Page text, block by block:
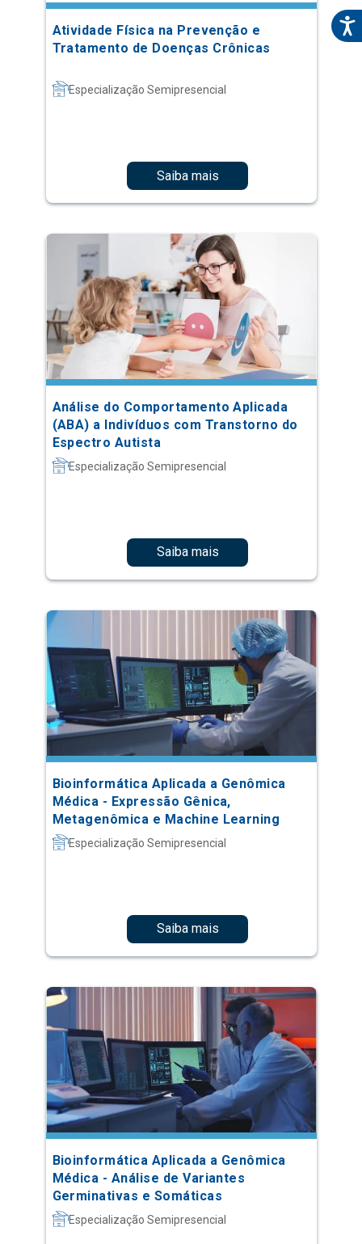
Atividade Física na Prevenção e
Tratamento de Doenças Crônicas
Especialização Semipresencial
Saiba mais
Análise do Comportamento Aplicada
(ABA) a Indivíduos com Transtorno do
Espectro Autista
Especialização Semipresencial
Saiba mais
Bioinformática Aplicada a Genômica
Médica - Expressão Gênica,
Metagenômica e Machine Learning
Especialização Semipresencial
Saiba mais
Bioinformática Aplicada a Genômica
Médica - Análise de Variantes
Germinativas e Somáticas
Especialização Semipresencial